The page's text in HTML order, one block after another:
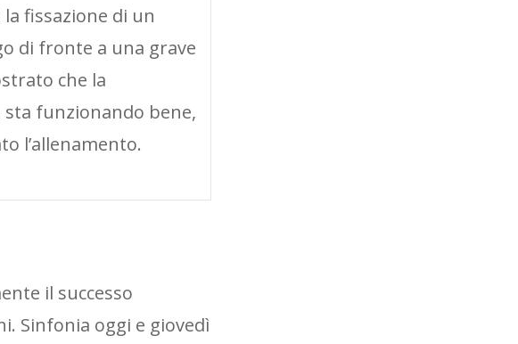
fissazione di un
di fronte a una grave
che la
sta funzionando bene,
l’allenamento.
il successo
Sinfonia oggi e giovedì